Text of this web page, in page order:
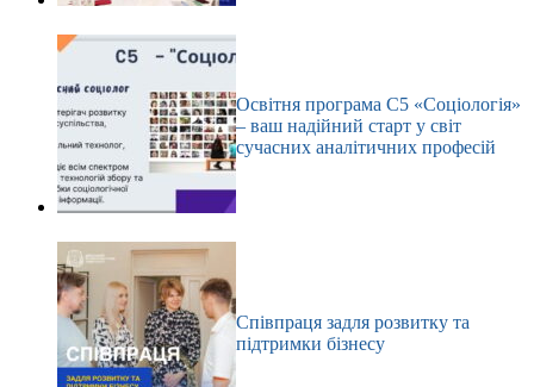
Освітня програма С5 «Соціологія»
– ваш надійний старт у світ
сучасних аналітичних професій
Співпраця задля розвитку та
підтримки бізнесу